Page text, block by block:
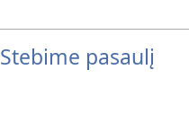
Stebime pasaulį